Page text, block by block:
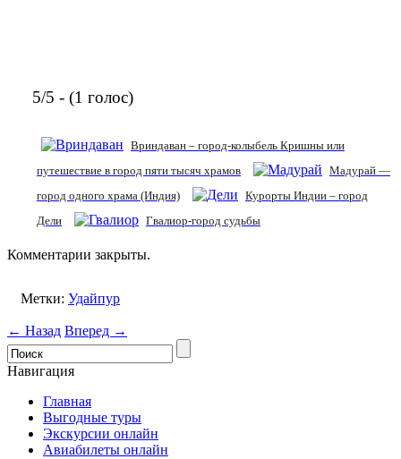
5/5 - (1 голос)
Вриндаван – город-колыбель Кришны или
путешествие в город пяти тысяч храмов
Мадурай —
город одного храма (Индия)
Курорты Индии – город
Дели
Гвалиор-город судьбы
Комментарии закрыты.
Метки: Удайпур
← Назад Вперед →
Навигация
Главная
Выгодные туры
Экскурсии онлайн
Авиабилеты онлайн